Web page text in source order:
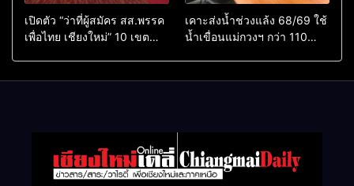
เปิดตัว “ว่าที่ผู้สมัคร สส.พรรค
เพื่อไทย เชียงใหม่” 10 เขต
เคาะส่งน้ำช่วงแล้ง 68/69 ใช้
น้ำเขื่อนแม่กวงฯ กว่า 110